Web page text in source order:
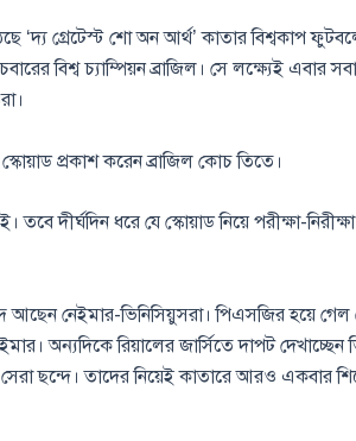
‘দ্য গ্রেটেস্ট শো অন আর্থ’ কাতার বিশ্বকাপ
বিশ্ব চ্যাম্পিয়ন ব্রাজিল। সে লক্ষ্যেই এবার
প্রকাশ করেন ব্রাজিল কোচ তিতে।
দীর্ঘদিন ধরে যে স্কোয়াড নিয়ে পরীক্ষা-
আছেন নেইমার-ভিনিসিয়ুসরা। পিএসজির হয়ে
অন্যদিকে রিয়ালের জার্সিতে দাপট দেখাচ্ছেন
ছন্দে। তাদের নিয়েই কাতারে আরও একবার